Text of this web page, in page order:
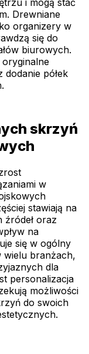
i mogą stać
Drewniane
organizery w
się do
biurowych.
oryginalne
dodanie półek
skrzyń
w
stawiają na
źródeł oraz
na
się w ogólny
branżach,
dla
personalizacja
możliwości
do swoich